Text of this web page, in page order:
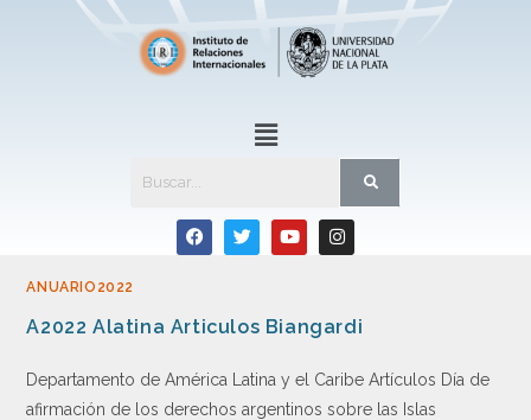
ANUARIO2022
A2022 Alatina Articulos Biangardi
Departamento de América Latina y el Caribe Artículos Día de
afirmación de los derechos argentinos sobre las Islas